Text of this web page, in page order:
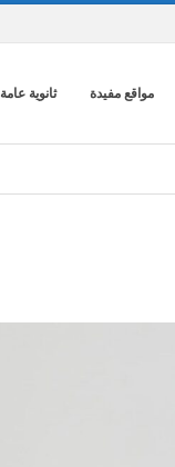
مواقع مفيدة ثانوية عامة